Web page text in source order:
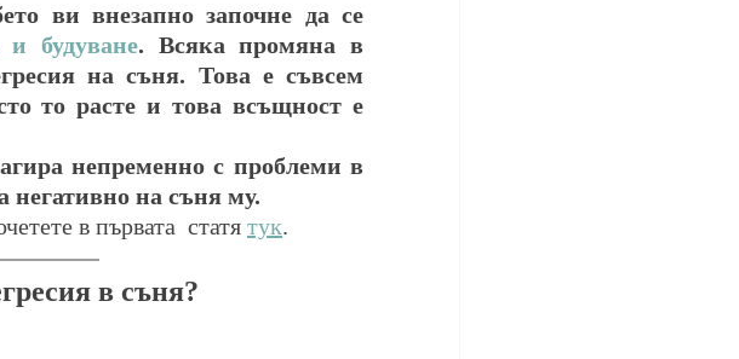
ви внезапно започне да се
будуване. Всяка промяна в
на съня. Това е съвсем
то расте и това всъщност е
негативно на съня му.
в първата  статя
тук.
в съня?